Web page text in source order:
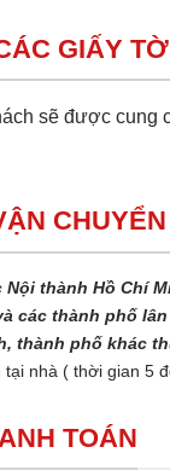
GIẤY
sẽ được
thành Hồ Chí
các thành phố
thành phố khác
nhà ( thời gian 5
TOÁN